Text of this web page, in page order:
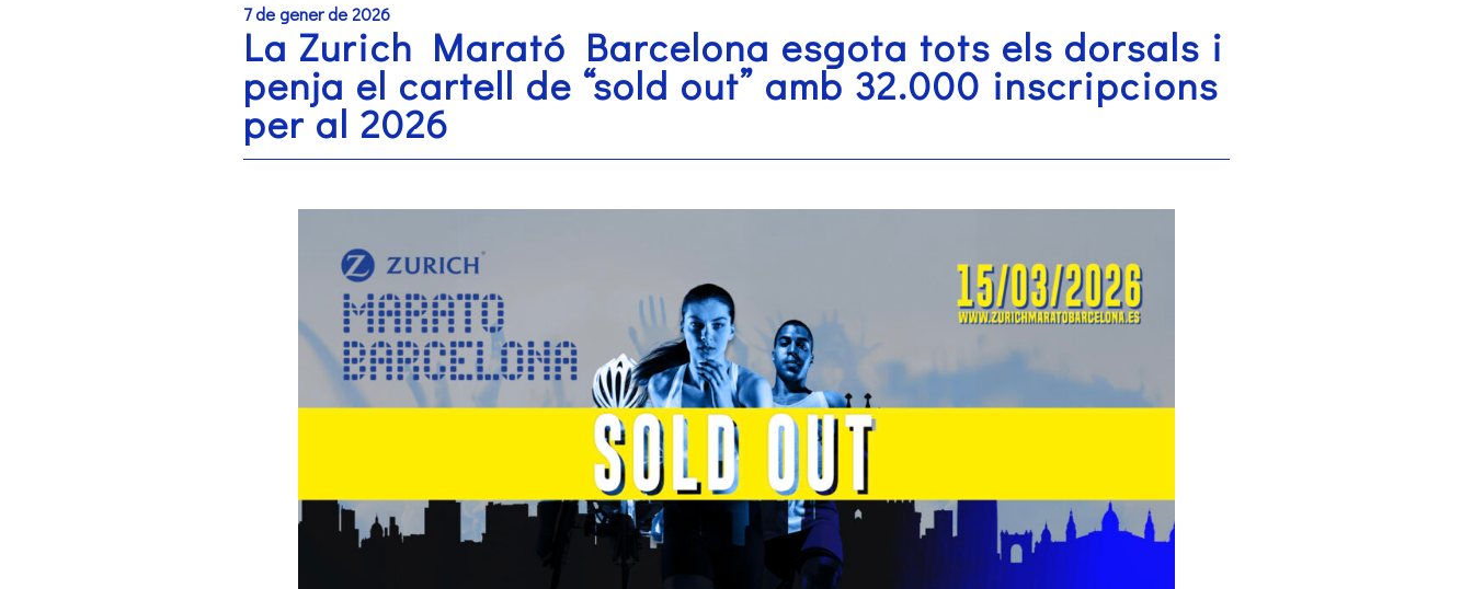
7 de gener de 2026
La Zurich Marató Barcelona esgota tots els dorsals i
penja el cartell de “sold out” amb 32.000 inscripcions
per al 2026